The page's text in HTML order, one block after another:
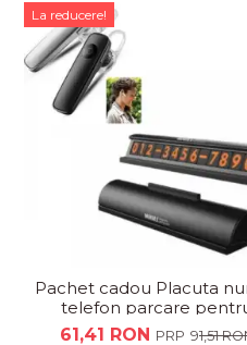
La reducere!
Pachet cadou Placuta
telefon parcare
parbriz+ Casca
61,41 RON 91,51